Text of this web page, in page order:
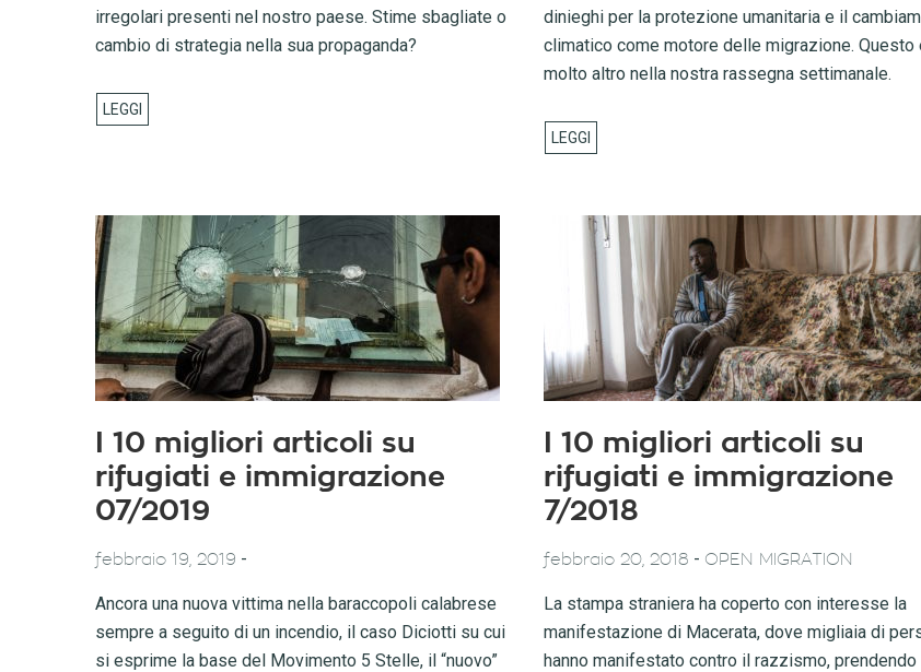
irregolari presenti nel nostro paese. Stime sbagliate o
cambio di strategia nella sua propaganda?
dinieghi per la protezione umanitaria e il
climatico come motore delle migrazione. Questo
molto altro nella nostra rassegna settimanale.
I 10 migliori articoli su
rifugiati e immigrazione
07/2019
febbraio 19, 2019 -
Ancora una nuova vittima nella baraccopoli calabrese
sempre a seguito di un incendio, il caso Diciotti su cui
si esprime la base del Movimento 5 Stelle, il “nuovo”
I 10 migliori articoli su
rifugiati e immigrazione
7/2018
febbraio 20, 2018 - OPEN MIGRATION
La stampa straniera ha coperto con interesse la
manifestazione di Macerata, dove migliaia di
hanno manifestato contro il razzismo, prendendo